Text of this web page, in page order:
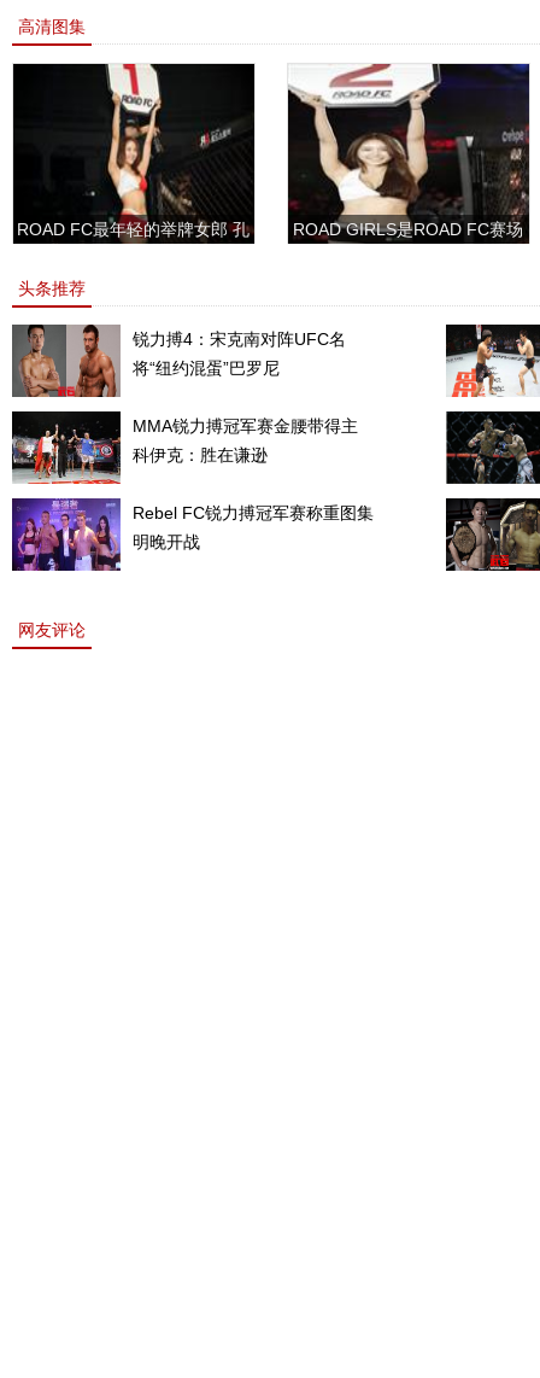
高清图集
ROAD FC最年轻的举牌女郎 孔
ROAD GIRLS是ROAD FC赛场
头条推荐
锐力搏4：宋克南对阵UFC名
将“纽约混蛋”巴罗尼
MMA锐力搏冠军赛金腰带得主
科伊克：胜在谦逊
Rebel FC锐力搏冠军赛称重图集
明晚开战
网友评论